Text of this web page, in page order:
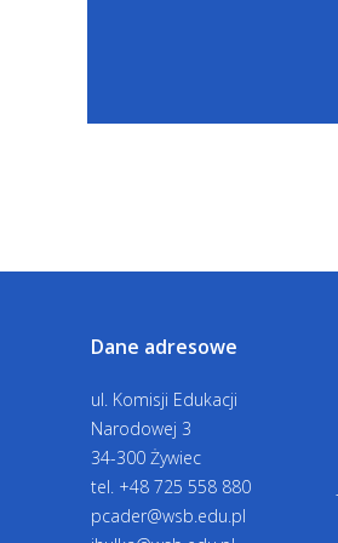
Dane adresowe
ul. Komisji Edukacji
Narodowej 3
34-300 Żywiec
tel. +48 725 558 880
pcader@wsb.edu.pl